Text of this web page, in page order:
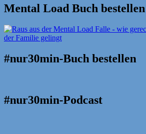
Mental Load Buch bestellen
#nur30min-Buch bestellen
#nur30min-Podcast